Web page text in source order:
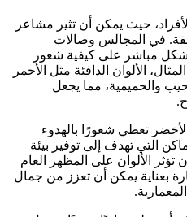
حيث يمكن أن تثير مشاعر
في المجالس وصالات
بشكل مباشر على كيفية شعور
الألوان الدافئة مثل الأحمر
والحميمية، مما يجعل
تعطي شعورًا بالهدوء
التي تهدف إلى توفير بيئة
الألوان على المظهر العام
بعناية يمكن أن تعزز من جمال